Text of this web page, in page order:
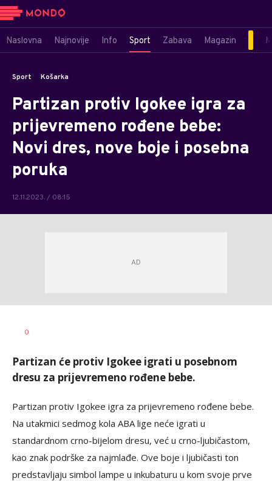
Naslovna Najnovije Info Sport Zabava Magazin
Sport Košarka
Partizan protiv Igokee igra za
prijevremeno rođene bebe:
Novi dres, nove boje i posebna
poruka
12.11.2023. / 08:15
AUTOR
0
Partizan će protiv Igokee igrati u posebnom
dresu za prijevremeno rođene bebe.
Partizan protiv Igokee igra za prijevremeno rođene bebe.
Na utakmici sedmog kola ABA lige neće igrati u
standardnom crno-bijelom dresu, već u crno-ljubičastom,
kao znak podrške za najmlađe. Ove boje i ljubičasti ton
predstavljaju simbol lampe u inkubaturu u kom svoje prve